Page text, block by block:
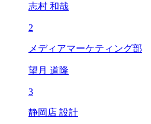
志村 和哉
2
メディアマーケティング部
望月 道隆
3
静岡店 設計